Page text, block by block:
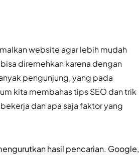
website agar lebih mudah
diremehkan karena dengan
pengunjung, yang pada
kita membahas tips SEO dan trik
dan apa saja faktor yang
hasil pencarian. Google,